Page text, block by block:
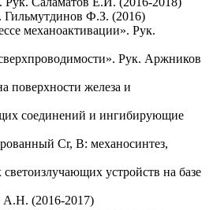
Гильмутдинов Ф.З. (2016)
механоактивации». Рук.
Рук. Аржников
поверхности железа и
соединений и ингибирующие
Cr, B: механосинтез,
устройств на базе
А.Н. (2016-2017)